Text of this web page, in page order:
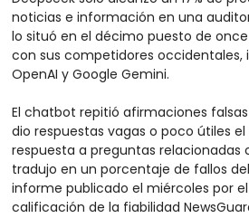
noticias e información en una
lo situó en el décimo puesto de
con sus competidores occidentales,
OpenAI y Google Gemini.
El chatbot repitió afirmaciones
dio respuestas vagas o poco útiles el
respuesta a preguntas relacionadas
tradujo en un porcentaje de fallos
informe publicado el miércoles por
calificación de la fiabilidad